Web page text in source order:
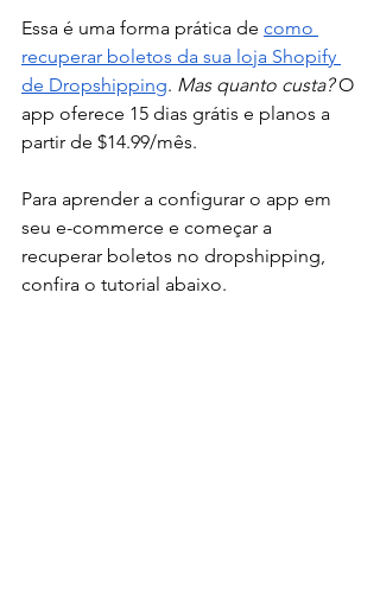
Essa é uma forma prática de como
recuperar boletos da sua loja Shopify
de Dropshipping. Mas quanto custa? O
app oferece 15 dias grátis e planos a
partir de $14.99/mês.
Para aprender a configurar o app em
seu e-commerce e começar a
recuperar boletos no dropshipping,
confira o tutorial abaixo.